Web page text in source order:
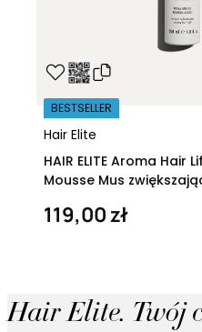
Hair Elite
BESTSELLER
HAIR ELITE Aroma Hair
Mousse Mus
119,00 zł
Hair Elite. Twój